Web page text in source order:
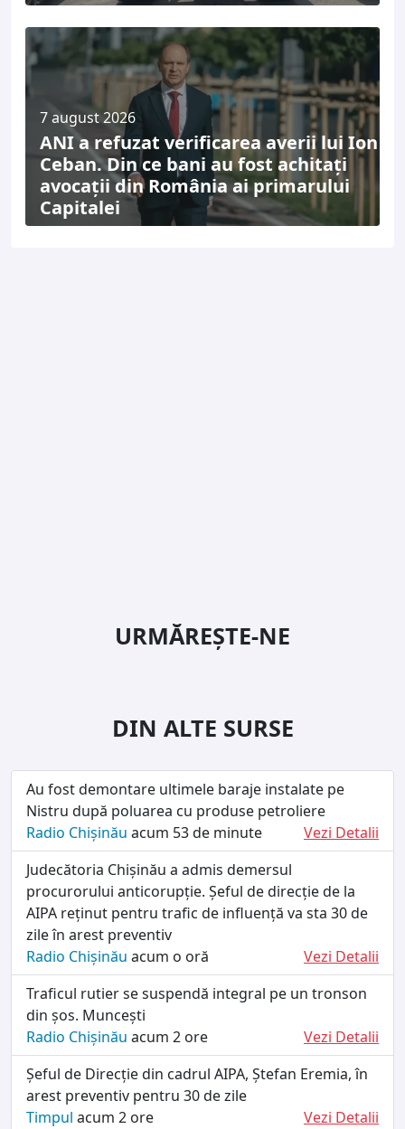
7 august 2026
ANI a refuzat verificarea averii lui Ion
Ceban. Din ce bani au fost achitați
avocații din România ai primarului
Capitalei
URMĂREȘTE-NE
DIN ALTE SURSE
Au fost demontare ultimele baraje instalate pe
Nistru după poluarea cu produse petroliere
Radio Chișinău acum 53 de minute
Vezi Detalii
Judecătoria Chișinău a admis demersul
procurorului anticorupție. Șeful de direcție de la
AIPA reținut pentru trafic de influență va sta 30 de
zile în arest preventiv
Radio Chișinău acum o oră
Vezi Detalii
Traficul rutier se suspendă integral pe un tronson
din șos. Muncești
Radio Chișinău acum 2 ore
Vezi Detalii
Șeful de Direcție din cadrul AIPA, Ștefan Eremia, în
arest preventiv pentru 30 de zile
Timpul acum 2 ore
Vezi Detalii